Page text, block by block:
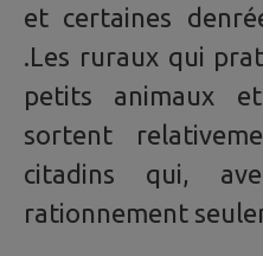
et certaines
.Les ruraux qui
petits animaux
sortent
citadins qui,
rationnement